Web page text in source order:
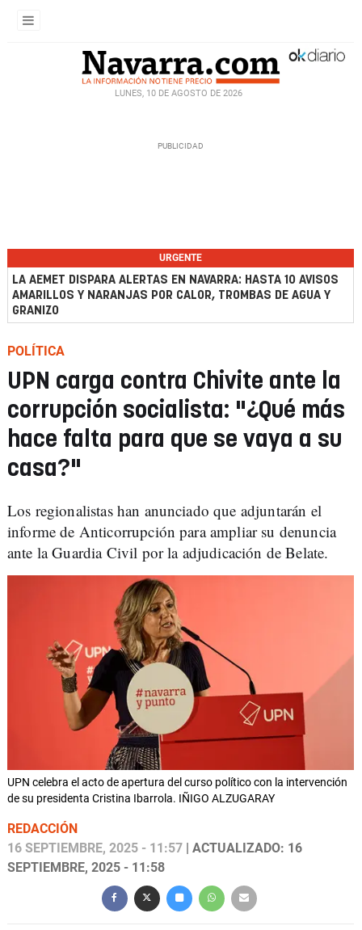
LUNES, 10 DE AGOSTO DE 2026
URGENTE
LA AEMET DISPARA ALERTAS EN NAVARRA: HASTA 10 AVISOS
AMARILLOS Y NARANJAS POR CALOR, TROMBAS DE AGUA Y
GRANIZO
POLÍTICA
UPN carga contra Chivite ante la
corrupción socialista: "¿Qué más
hace falta para que se vaya a su
casa?"
Los regionalistas han anunciado que adjuntarán el
informe de Anticorrupción para ampliar su denuncia
ante la Guardia Civil por la adjudicación de Belate.
UPN celebra el acto de apertura del curso político con la intervención
de su presidenta Cristina Ibarrola. IÑIGO ALZUGARAY
REDACCIÓN
16 SEPTIEMBRE, 2025 - 11:57 | ACTUALIZADO: 16
SEPTIEMBRE, 2025 - 11:58